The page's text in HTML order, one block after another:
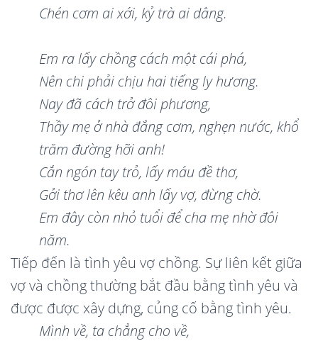
Chén cơm ai xới, kỷ trà ai dâng.
Em ra lấy chồng cách một cái phá,
Nên chi phải chịu hai tiếng ly hương.
Nay đã cách trở đôi phương,
Thầy mẹ ở nhà đắng cơm, nghẹn nước, khổ
trăm đường hỡi anh!
Cắn ngón tay trỏ, lấy máu đề thơ,
Gởi thơ lên kêu anh lấy vợ, đừng chờ.
Em đây còn nhỏ tuổi để cha mẹ nhờ đôi
năm.
Tiếp đến là tình yêu vợ chồng. Sự liên kết giữa
vợ và chồng thường bắt đầu bằng tình yêu và
được được xây dựng, củng cố bằng tình yêu.
Mình về, ta chẳng cho về,